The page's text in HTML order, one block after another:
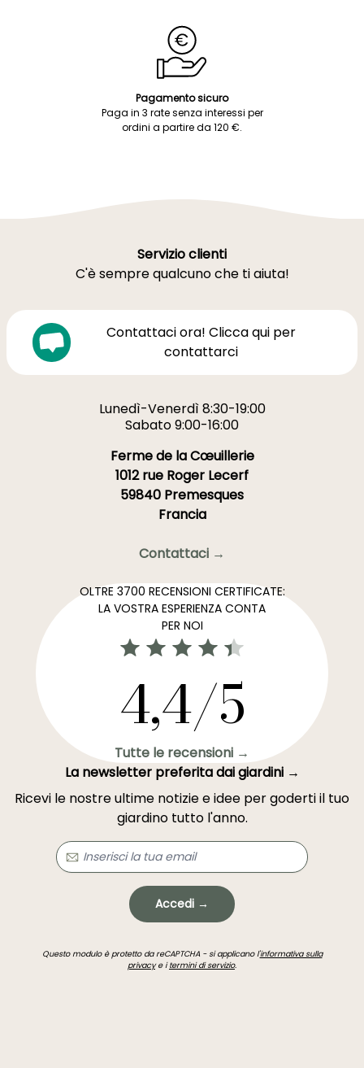
Pagamento sicuro
Paga in 3 rate senza interessi per
ordini a partire da 120 €.
Servizio clienti
C'è sempre qualcuno che ti aiuta!
Contattaci ora! Clicca qui per
contattarci
Lunedì-Venerdì 8:30-19:00
Sabato 9:00-16:00
Ferme de la Cœuillerie
1012 rue Roger Lecerf
59840 Premesques
Francia
Contattaci →
OLTRE 3700 RECENSIONI CERTIFICATE:
LA VOSTRA ESPERIENZA CONTA
PER NOI
4,4/5
Tutte le recensioni →
La newsletter preferita dai giardini →
Ricevi le nostre ultime notizie e idee per goderti il tuo
giardino tutto l'anno.
Accedi →
Questo modulo è protetto da reCAPTCHA - si applicano l'informativa sulla
privacye itermini di servizio.